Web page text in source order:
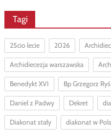
Tagi
25cio lecie 2026
Archidiecezja warszawska
Benedykt XVI Bp Grzegorz Ryś
Daniel z Padwy Dekret
Diakonat stały diakonat w